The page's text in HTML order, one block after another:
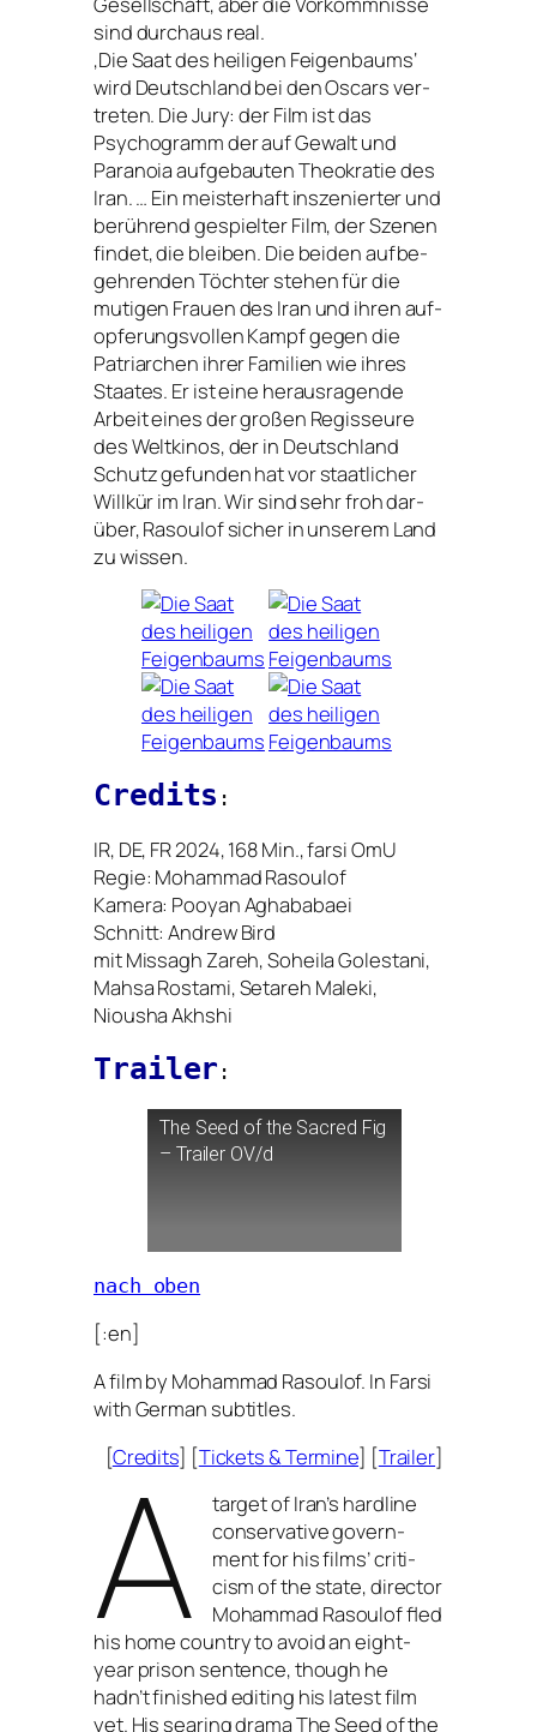
sind durch­aus real.
,Die Saat des hei­li­gen Feigenbaums‘
wird Deutschland bei den Oscars ver­
tre­ten. Die Jury: der Film ist das
Psychogramm der auf Gewalt und
Paranoia auf­ge­bau­ten Theokratie des
Iran. … Ein meis­ter­haft insze­nier­ter und
berüh­rend gespiel­ter Film, der Szenen
fin­det, die blei­ben. Die bei­den auf­be­
geh­ren­den Töchter ste­hen für die
muti­gen Frauen des Iran und ihren auf­
op­fe­rungs­vol­len Kampf gegen die
Patriarchen ihrer Familien wie ihres
Staates. Er ist eine her­aus­ra­gen­de
Arbeit eines der gro­ßen Regisseure
des Weltkinos, der in Deutschland
Schutz gefun­den hat vor staat­li­cher
Willkür im Iran. Wir sind sehr froh dar­
über, Rasoulof sicher in unse­rem Land
zu wissen.
Credits :
IR, DE, FR2024, 168 Min., far­si OmU
Regie: Mohammad Rasoulof
Kamera: Pooyan Aghababaei
Schnitt: Andrew Bird
mit Missagh Zareh, Soheila Golestani,
Mahsa Rostami, Setareh Maleki,
Niousha Akhshi
Trailer :
The Seed of the Sacred Fig
– Trailer OV/d
nach oben
[:en]
A film by Mohammad Rasoulof. In Farsi
with German subtitles.
[Credits] [Tickets&Termine] [Trailer]
A
tar­get of Iran’s hard­li­ne
con­ser­va­ti­ve govern­
ment for his films’ cri­ti­
cism of the sta­te, direc­tor
Mohammad Rasoulof fled
his home coun­try to avo­id an eight-
year pri­son sen­tence, though he
hadn’t finis­hed editing his latest film
yet. His sea­ring dra­ma The Seed of the